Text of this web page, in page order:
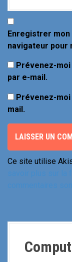
Enregistrer mon
navigateur pour
Prévenez-
par e-mail.
Prévenez-
mail.
Ce site utilise